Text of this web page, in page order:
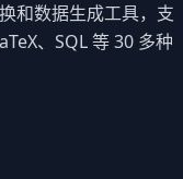
和数据生成工具，支
、SQL 等 30 多种